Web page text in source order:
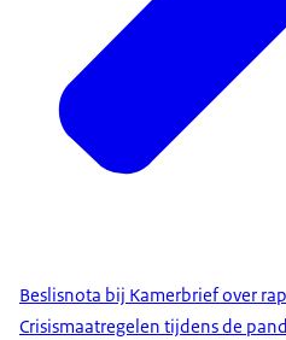
Beslisnota bij Kamerbrief over
Crisismaatregelen tijdens de